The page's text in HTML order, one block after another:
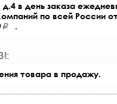
в день заказа
по всей России
.
товара в продажу.